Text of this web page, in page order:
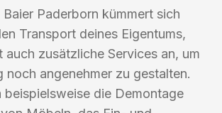
Paderborn kümmert sich
Transport deines Eigentums,
auch zusätzliche Services an, um
noch angenehmer zu gestalten.
beispielsweise die Demontage